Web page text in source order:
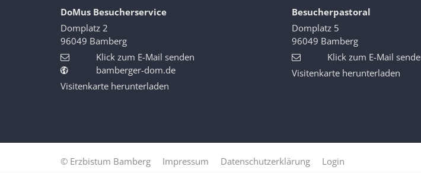
DoMus Besucherservice
Domplatz 2
96049 Bamberg
Klick zum E-Mail senden
bamberger-dom.de
Visitenkarte herunterladen
Besucherpastoral
Domplatz 5
96049 Bamberg
Klick zum E-Mail
Visitenkarte herunterladen
© Erzbistum Bamberg Impressum Datenschutzerklärung Login